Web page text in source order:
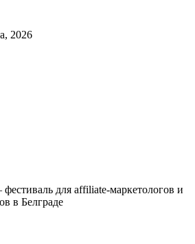
2026
для affiliate-маркетологов и
в Белграде